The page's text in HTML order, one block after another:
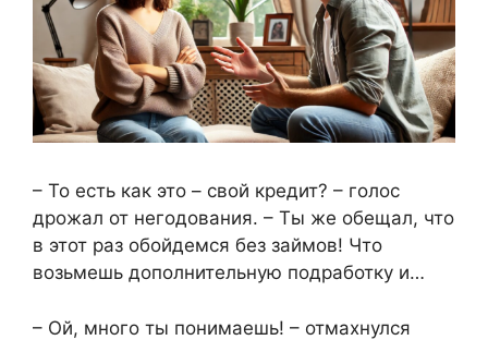
– То есть как это – свой кредит? – голос
дрожал от негодования. – Ты же обещал, что
в этот раз обойдемся без займов! Что
возьмешь дополнительную подработку и…
– Ой, много ты понимаешь! – отмахнулся